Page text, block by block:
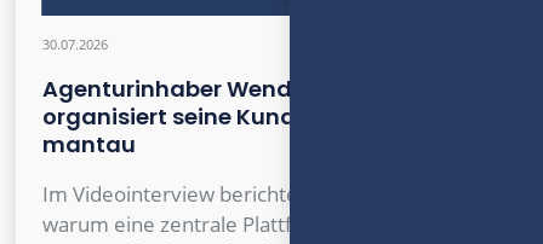
30.07.2026
Agenturinhaber Wendelin Abresch
organisiert seine Kundenprojekte mit
mantau
Im Videointerview berichtet Wendelin Abresch,
warum eine zentrale Plattform für